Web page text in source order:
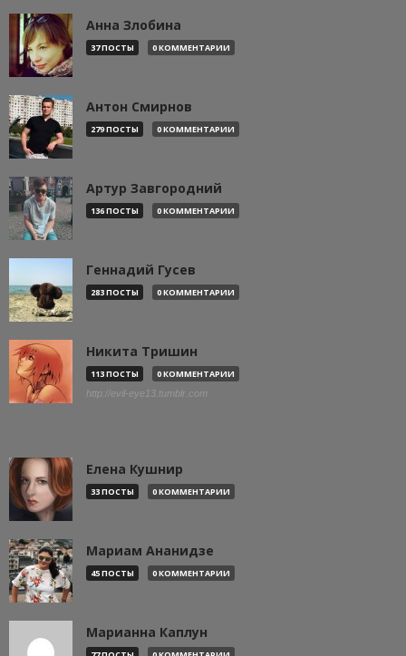
Анна Злобина
37 ПОСТЫ 0 КОММЕНТАРИИ
Антон Смирнов
279 ПОСТЫ 0 КОММЕНТАРИИ
Артур Завгородний
136 ПОСТЫ 0 КОММЕНТАРИИ
Геннадий Гусев
283 ПОСТЫ 0 КОММЕНТАРИИ
Никита Тришин
113 ПОСТЫ 0 КОММЕНТАРИИ
http://evil-eye13.tumblr.com
Елена Кушнир
33 ПОСТЫ 0 КОММЕНТАРИИ
Мариам Ананидзе
45 ПОСТЫ 0 КОММЕНТАРИИ
Марианна Каплун